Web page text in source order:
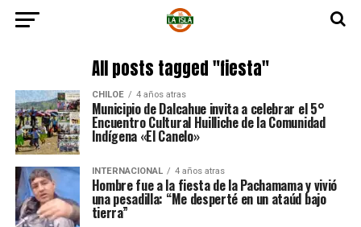
All posts tagged "fiesta"
CHILOE 4 años atras
Municipio de Dalcahue invita a celebrar el 5°
Encuentro Cultural Huilliche de la Comunidad
Indígena «El Canelo»
INTERNACIONAL 4 años atras
Hombre fue a la fiesta de la Pachamama y vivió
una pesadilla: “Me desperté en un ataúd bajo
tierra”